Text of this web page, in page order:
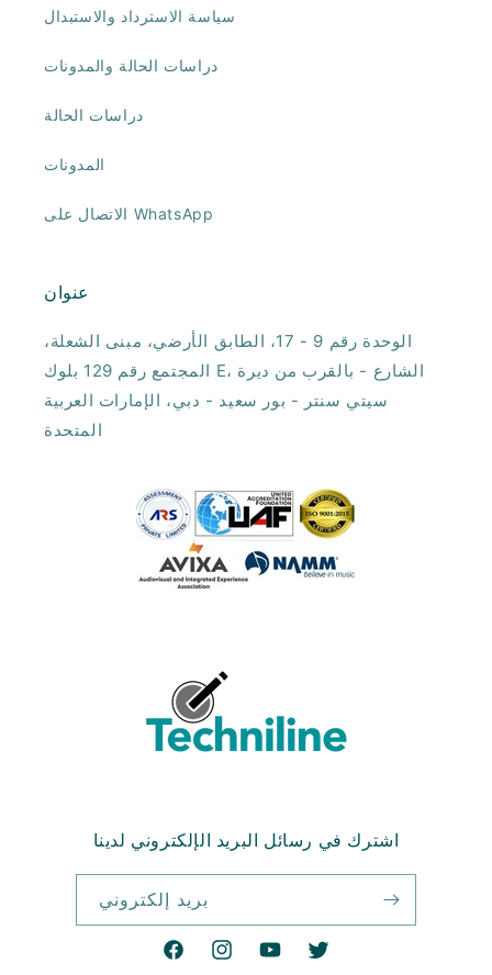
سياسة الاسترداد والاستبدال
دراسات الحالة والمدونات
دراسات الحالة
المدونات
الاتصال على WhatsApp
عنوان
الوحدة رقم 9 - 17، الطابق الأرضي، مبنى الشعلة،
المجتمع رقم 129 بلوك E، الشارع - بالقرب من ديرة
سيتي سنتر - بور سعيد - دبي، الإمارات العربية
اشترك في رسائل البريد الإلكتروني لدينا
بريد إلكتروني
فيسبوكانستغرامموقع تويتر